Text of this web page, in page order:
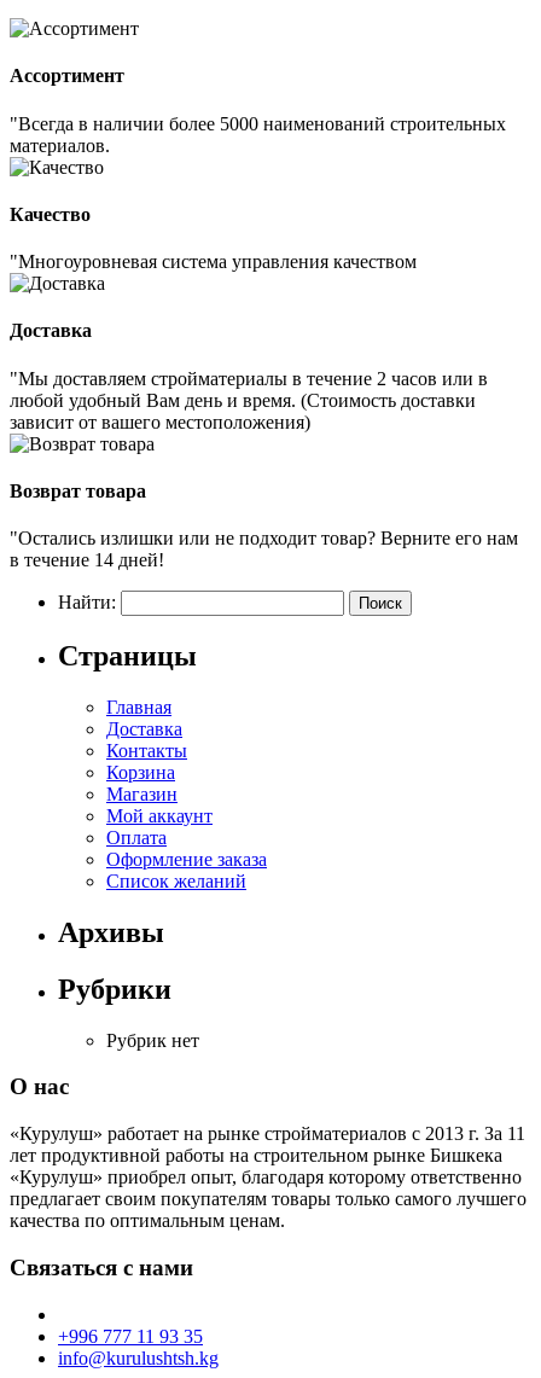
Ассортимент
"Всегда в наличии более 5000 наименований строительных
материалов.
Качество
"Многоуровневая система управления качеством
Доставка
"Мы доставляем стройматериалы в течение 2 часов или в
любой удобный Вам день и время. (Стоимость доставки
зависит от вашего местоположения)
Возврат товара
"Остались излишки или не подходит товар? Верните его нам
в течение 14 дней!
Найти:
Страницы
Главная
Доставка
Контакты
Корзина
Магазин
Мой аккаунт
Оплата
Оформление заказа
Список желаний
Архивы
Рубрики
Рубрик нет
О нас
«Курулуш» работает на рынке стройматериалов с 2013 г. За 11
лет продуктивной работы на строительном рынке Бишкека
«Курулуш» приобрел опыт, благодаря которому ответственно
предлагает своим покупателям товары только самого лучшего
качества по оптимальным ценам.
Связаться с нами
+996 777 11 93 35
info@kurulushtsh.kg